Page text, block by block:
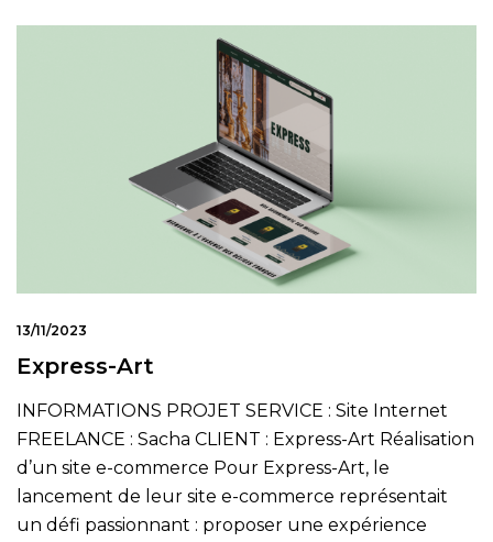
13/11/2023
Express-Art
INFORMATIONS PROJET SERVICE : Site Internet
FREELANCE : Sacha CLIENT : Express-Art Réalisation
d’un site e-commerce Pour Express-Art, le
lancement de leur site e-commerce représentait
un défi passionnant : proposer une expérience